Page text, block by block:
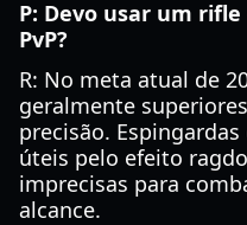
P: Devo usar um
PvP?
R: No meta atual de
geralmente
precisão.
úteis pelo efeito
imprecisas para
alcance.